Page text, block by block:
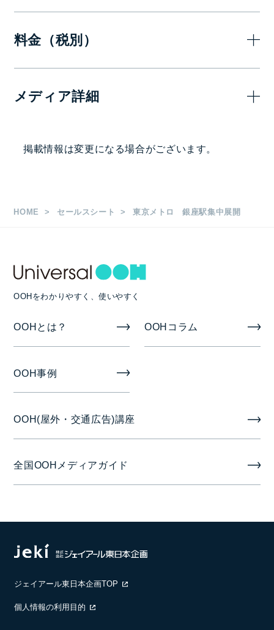
料金（税別）
セット料金【銀座プレミアムセット＋銀座ツインウォー
メディア詳細
MCV単駅ジャック 70/55インチ 20本55面
銀座プレミアムセット B0 8枚（4連×2段） 7セッ
銀座ツインウォール 縦1.9m ×横5.895m 2面
臨時集中貼り・臨時柱巻広告 B0換算22枚以上～
掲出期間
備考
製作/取付撤去費が別途掛かります。
［臨時柱巻広告/1本］：200,000円
掲載情報は変更になる場合がございます。
HOME セールスシート 東京メトロ 銀座駅集中展開
OOHをわかりやすく、使いやすく
OOHとは？ OOHコラム
OOH事例
OOH(屋外・交通広告)講座
全国OOHメディアガイド
ジェイアール東日本企画TOP
個人情報の利用目的